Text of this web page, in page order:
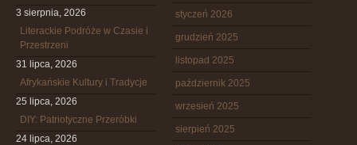
3 sierpnia, 2026
Literackie Podróże w Czasie i
Przestrzeni
31 lipca, 2026
Afrykańskie Kultury i Tradycje
25 lipca, 2026
DIY: Patriotyczne Przeróbki
24 lipca, 2026
styczeń 2026
grudzień 2025
listopad 2025
październik 2025
wrzesień 2025
sierpień 2025